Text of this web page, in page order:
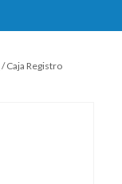
/ Caja Registro